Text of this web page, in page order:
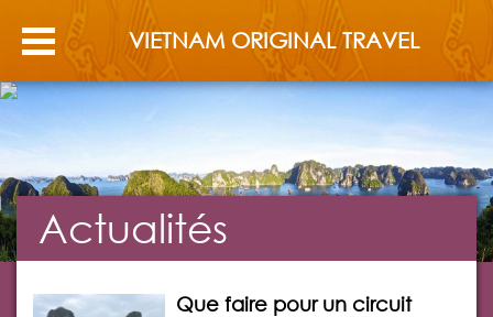
Actualités
Que faire pour un circuit
VIETNAM ORIGINAL TRAVEL